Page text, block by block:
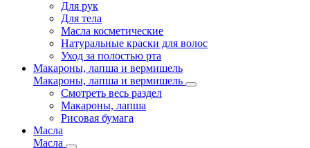
Для рук
Для тела
Масла косметические
Натуральные краски для волос
Уход за полостью рта
Макароны, лапша и вермишель
Макароны, лапша и вермишель
Смотреть весь раздел
Макароны, лапша
Рисовая бумага
Масла
Масла